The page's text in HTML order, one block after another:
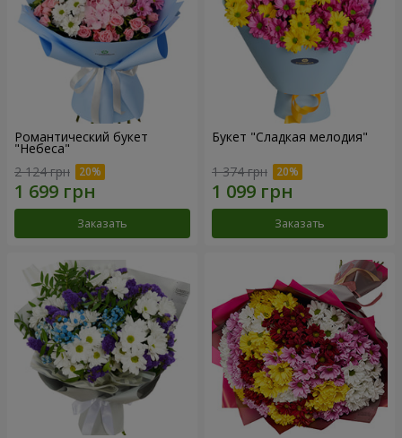
Романтический букет
"Небеса"
2 124 грн
Заказать
Букет "Сладкая мелодия"
1 374 грн
Заказать